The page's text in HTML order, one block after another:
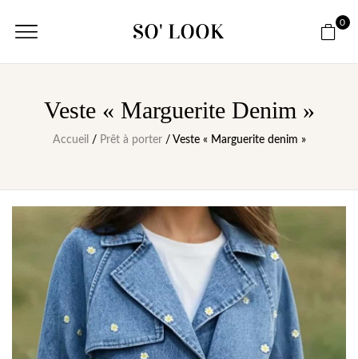
0
Veste « Marguerite Denim »
Accueil / Prêt à porter/ Veste « Marguerite denim »